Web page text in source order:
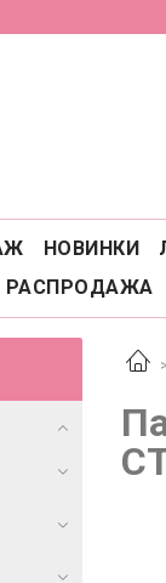
НОВИНКИ
РАСПРОДАЖА